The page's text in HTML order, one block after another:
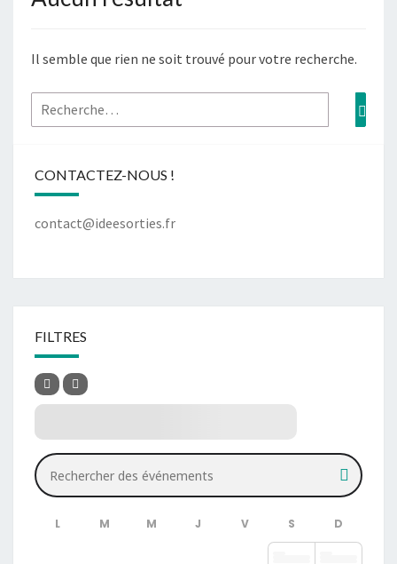
Il semble que rien ne soit trouvé pour votre recherche.
CONTACTEZ-NOUS !
contact@ideesorties.fr
FILTRES
Rechercher des événements